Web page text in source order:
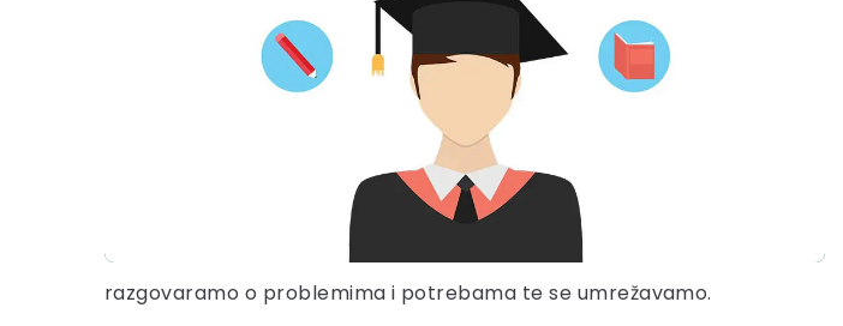
razgovaramo o problemima i potrebama te se umrežavamo.